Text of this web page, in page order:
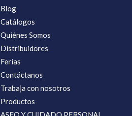
Blog
Catálogos
Quiénes Somos
Distribuidores
Ferias
Contáctanos
Trabaja con nosotros
Productos